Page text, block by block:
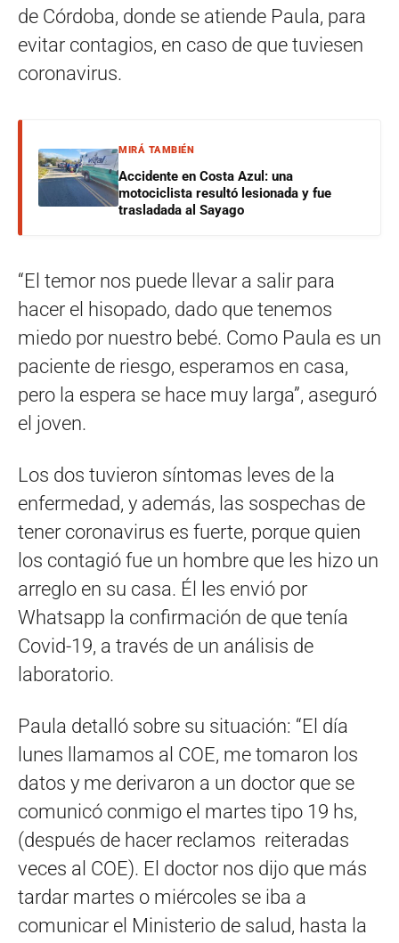
de Córdoba, donde se atiende Paula, para
evitar contagios, en caso de que tuviesen
coronavirus.
MIRÁ TAMBIÉN
Accidente en Costa Azul: una
motociclista resultó lesionada y fue
trasladada al Sayago
“El temor nos puede llevar a salir para
hacer el hisopado, dado que tenemos
miedo por nuestro bebé. Como Paula es un
paciente de riesgo, esperamos en casa,
pero la espera se hace muy larga”, aseguró
el joven.
Los dos tuvieron síntomas leves de la
enfermedad, y además, las sospechas de
tener coronavirus es fuerte, porque quien
los contagió fue un hombre que les hizo un
arreglo en su casa. Él les envió por
Whatsapp la confirmación de que tenía
Covid-19, a través de un análisis de
laboratorio.
Paula detalló sobre su situación: “El día
lunes llamamos al COE, me tomaron los
datos y me derivaron a un doctor que se
comunicó conmigo el martes tipo 19 hs,
(después de hacer reclamos reiteradas
veces al COE). El doctor nos dijo que más
tardar martes o miércoles se iba a
comunicar el Ministerio de salud, hasta la